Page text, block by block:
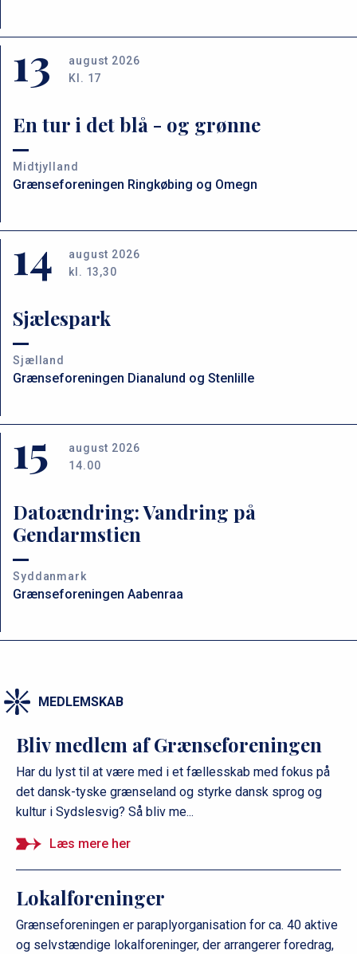
13
august 2026
Kl. 17
En tur i det blå - og grønne
Midtjylland
Grænseforeningen Ringkøbing og Omegn
14
august 2026
kl. 13,30
Sjælespark
Sjælland
Grænseforeningen Dianalund og Stenlille
15
august 2026
14.00
Datoændring: Vandring på
Gendarmstien
Syddanmark
Grænseforeningen Aabenraa
MEDLEMSKAB
Bliv medlem af Grænseforeningen
Har du lyst til at være med i et fællesskab med fokus på
det dansk-tyske grænseland og styrke dansk sprog og
kultur i Sydslesvig? Så bliv me...
Læs mere her
Lokalforeninger
Grænseforeningen er paraplyorganisation for ca. 40 aktive
og selvstændige lokalforeninger, der arrangerer foredrag,